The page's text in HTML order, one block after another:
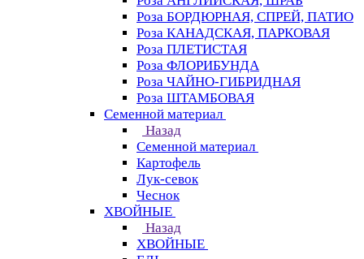
Роза БОРДЮРНАЯ, СПРЕЙ, ПАТИО
Роза КАНАДСКАЯ, ПАРКОВАЯ
Роза ПЛЕТИСТАЯ
Роза ФЛОРИБУНДА
Роза ЧАЙНО-ГИБРИДНАЯ
Роза ШТАМБОВАЯ
Семенной материал
Назад
Семенной материал
Картофель
Лук-севок
Чеснок
ХВОЙНЫЕ
Назад
ХВОЙНЫЕ